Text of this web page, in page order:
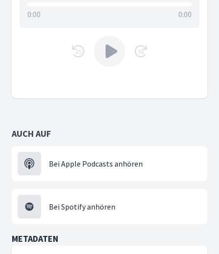
0:00 0:00
15 30
AUCH AUF
Bei Apple Podcasts anhören
Bei Spotify anhören
METADATEN